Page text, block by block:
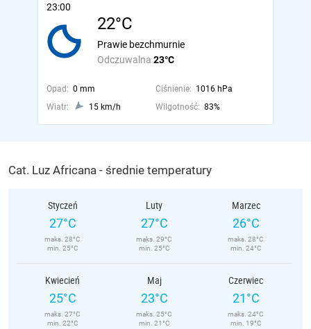
23:00
22°C
Odczuwalna 23°C
Prawie bezchmurnie
Opad: 0 mm Ciśnienie: 1016 hPa
Wiatr:
15 km/h Wilgotność: 83%
Cat. Luz Africana - średnie temperatury
Styczeń
27°C
maks. 28°C
min. 25°C
Luty
27°C
maks. 29°C
min. 25°C
Marzec
26°C
maks. 28°C
min. 24°C
Kwiecień
25°C
maks. 27°C
min. 22°C
Maj
23°C
maks. 25°C
min. 21°C
Czerwiec
21°C
maks. 24°C
min. 19°C